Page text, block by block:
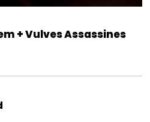
+ Vulves Assassines